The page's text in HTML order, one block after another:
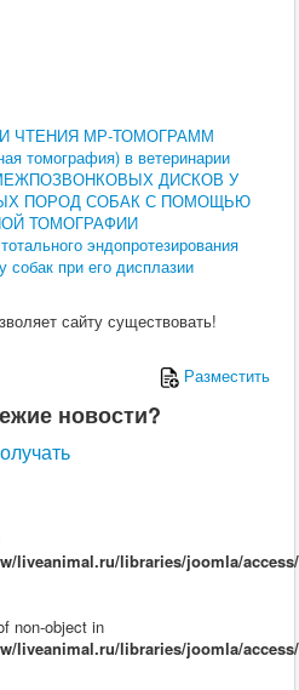
заболевания
заболевания
ЧТЕНИЯ МР-ТОМОГРАММ
томография) в ветеринарии
ДИСКОВ У
ПОРОД СОБАК С ПОМОЩЬЮ
ТОМОГРАФИИ
эндопротезирования
собак при его дисплазии
сайту существовать!
Разместить
новости?
liveanimal.ru/libraries/joomla/
non-object in
liveanimal.ru/libraries/joomla/